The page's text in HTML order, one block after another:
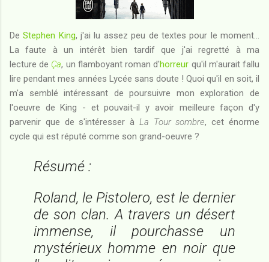
DeStephen King, j'ai lu assez peu de textes pour le moment...
La faute à un intérêt bien tardif que j'ai regretté à ma
lecture de Ça, un flamboyant roman d'horreur qu'il m'aurait fallu
lire pendant mes années Lycée sans doute ! Quoi qu'il en soit, il
m'a semblé intéressant de poursuivre mon exploration de
l'oeuvre de King - et pouvait-il y avoir meilleure façon d'y
parvenir que de s'intéresser à La Tour sombre, cet énorme
cycle qui est réputé comme son grand-oeuvre ?
Résumé :
Roland, le Pistolero, est le dernier
de son clan. A travers un désert
immense, il pourchasse un
mystérieux homme en noir que